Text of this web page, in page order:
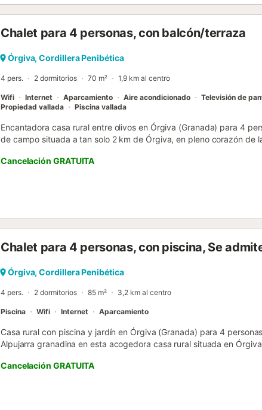
privilegiado....
Chalet para 4 personas, con balcón/terraza
Órgiva, Cordillera Penibética
4 pers. 2 dormitorios 70 m² 1,9 km al centro
Wifi Internet Aparcamiento Aire acondicionado Televisión de
Propiedad vallada
Piscina vallada
Encantadora casa rural entre olivos en Órgiva (Granada) para 4
de campo situada a tan solo 2 km de Órgiva, en pleno corazón de
La vivienda, distribuida en una sola planta y perfecta para hasta 4
(uno con cama de matrimonio y otro con dos camas individuales),
ideal para crear un ambiente cálido en cualquier época del año,
baño completo. En el exterior, podrás disfrutar de un agradable
barbacoa, perfectos para comidas al aire libre y momentos
Cancelación GRATUITA
Chalet para 4 personas, con piscina, Se
Órgiva, Cordillera Penibética
4 pers. 2 dormitorios 85 m² 3,2 km al centro
Piscina Wifi Internet Aparcamiento
Casa rural con piscina y jardín en Órgiva (Granada) para 4
Alpujarra granadina en esta acogedora casa rural situada en
salón, cocina equipada y 2 dormitorios (uno con cama de
Además, dispone de un baño completo con ducha, pensado para
el exterior, podrás elegir entre relajarte en la terraza con mesa y
cubierto, perfectos para comidas al aire libre y momentos de
Cancelación GRATUITA